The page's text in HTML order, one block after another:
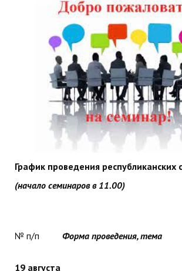
ИНСТИТУТ
Противодействие коррупции
В ПОМОЩЬ УЧИТЕЛЮ
Организация УВП
ДПО
График проведения
(начало семинаров в 11.00)
№ п/п Форма проведения, тема
19 августа